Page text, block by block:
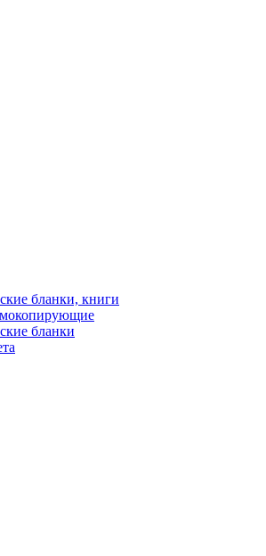
бланки, книги
бланки